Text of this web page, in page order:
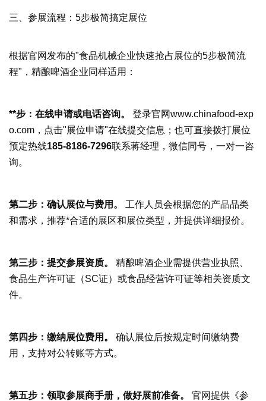
三、参展流程：5步极简搞定展位
根据官网发布的"食品机械企业快速抢占展位的5步极简流
程"，精酿啤酒企业同样适用：
**步：在线申请或电话咨询。
登录官网www.chinafood-exp
o.com，点击"展位申请"在线提交信息；也可直接拨打展位
预定热线185-8186-7296联系蒋经理，微信同号，一对一咨
询。
第二步：确认展位与费用。
工作人员会根据您的产品品类
和需求，推荐*合适的展区和展位类型，并提供详细报价。
第三步：提交参展资质。
精酿啤酒企业需提供营业执照、
食品生产许可证（SC证）或食品经营许可证等相关资质文
件。
第四步：缴纳展位费用。
确认展位后按规定时间缴纳费
用，支持对公转账等方式。
第五步：领取参展商手册，做好展前准备。
官网提供《参